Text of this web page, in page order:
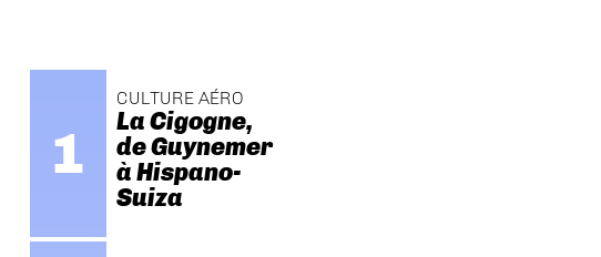
CULTURE AÉRO
La Cigogne,
de Guynemer
à Hispano-
Suiza